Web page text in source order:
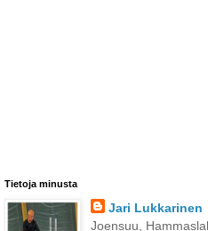
Tietoja minusta
Jari Lukkarinen
Joensuu,